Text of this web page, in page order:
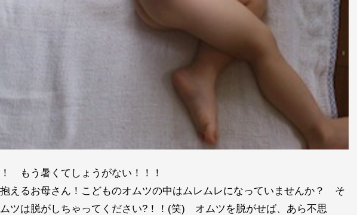
もう暑くてしょうがない！！！
えるお母さん！こどものオムツの中はムレムレになっていませんか？ そ
ツは脱がしちゃってください?！！(笑) オムツを脱がせば、あら不思